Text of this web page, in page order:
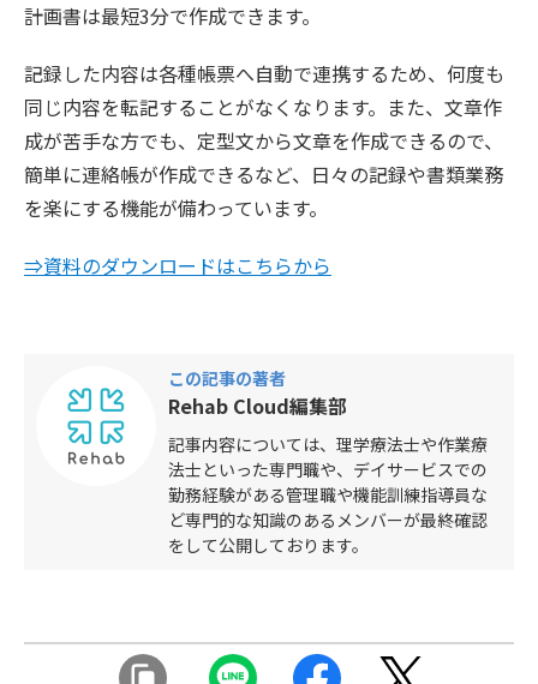
計画書は最短3分で作成できます。
記録した内容は各種帳票へ自動で連携するため、何度も
同じ内容を転記することがなくなります。また、文章作
成が苦手な方でも、定型文から文章を作成できるので、
簡単に連絡帳が作成できるなど、日々の記録や書類業務
を楽にする機能が備わっています。
⇒資料のダウンロードはこちらから
この記事の著者
Rehab Cloud編集部
記事内容については、理学療法士や作業療
法士といった専門職や、デイサービスでの
勤務経験がある管理職や機能訓練指導員な
ど専門的な知識のあるメンバーが最終確認
をして公開しております。